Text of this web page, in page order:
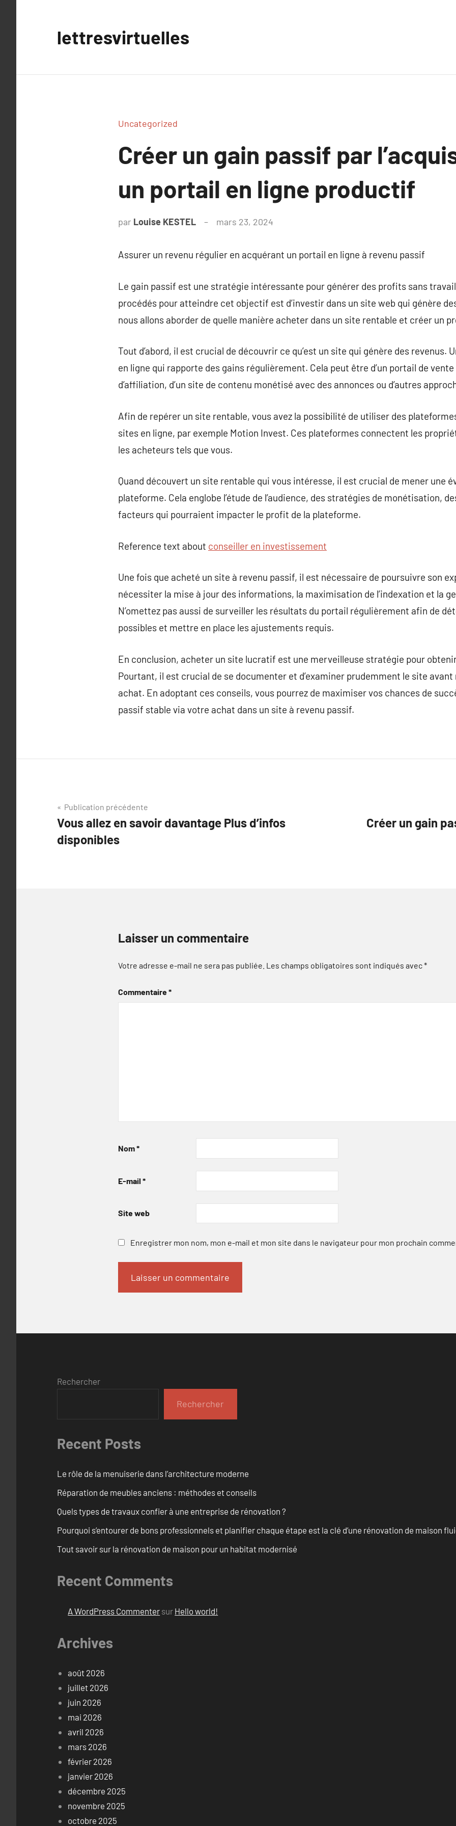
lettresvirtuelles
Uncategorized
Créer un gain passif par
un portail en ligne productif
par Louise KESTEL mars 23, 2024
Assurer un revenu régulier en acquérant un portail en ligne à revenu passif
Le gain passif est une stratégie intéressante pour générer des profits sans
procédés pour atteindre cet objectif est d’investir dans un site web qui génère
nous allons aborder de quelle manière acheter dans un site rentable et créer un
Tout d’abord, il est crucial de découvrir ce qu’est un site qui génère des revenus.
en ligne qui rapporte des gains régulièrement. Cela peut être d’un portail de
d’affiliation, d’un site de contenu monétisé avec des annonces ou d’autres
Afin de repérer un site rentable, vous avez la possibilité de utiliser des
sites en ligne, par exemple Motion Invest. Ces plateformes connectent les
les acheteurs tels que vous.
Quand découvert un site rentable qui vous intéresse, il est crucial de mener une
plateforme. Cela englobe l’étude de l’audience, des stratégies de monétisation,
facteurs qui pourraient impacter le profit de la plateforme.
Reference text about conseiller en investissement
Une fois que acheté un site à revenu passif, il est nécessaire de poursuivre son
nécessiter la mise à jour des informations, la maximisation de l’indexation et la
N’omettez pas aussi de surveiller les résultats du portail régulièrement afin de
possibles et mettre en place les ajustements requis.
En conclusion, acheter un site lucratif est une merveilleuse stratégie pour
Pourtant, il est crucial de se documenter et d’examiner prudemment le site avant
achat. En adoptant ces conseils, vous pourrez de maximiser vos chances de
passif stable via votre achat dans un site à revenu passif.
Navigation
de
l’article
Publication précédente
Vous allez en savoir davantage Plus d’infos
disponibles
Créer un gain
Laisser un commentaire
Votre adresse e-mail ne sera pas publiée. Les champs obligatoires sont indiqués avec*
Commentaire*
Nom*
E-mail *
Site web
Enregistrer mon nom, mon e-mail et mon site dans le navigateur pour mon prochain
Rechercher
Rechercher
Recent Posts
Le rôle de la menuiserie dans l’architecture moderne
Réparation de meubles anciens : méthodes et conseils
Quels types de travaux confier à une entreprise de rénovation ?
Pourquoi s’entourer de bons professionnels et planifier chaque étape est la clé d’une rénovation de maison
Tout savoir sur la rénovation de maison pour un habitat modernisé
Recent Comments
A WordPress Commenter sur Hello world!
Archives
août 2026
juillet 2026
juin 2026
mai 2026
avril 2026
mars 2026
février 2026
janvier 2026
décembre 2025
novembre 2025
octobre 2025